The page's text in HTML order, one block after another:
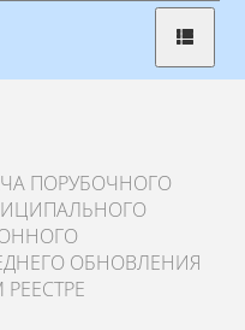
ПОРУБОЧНОГО
ОБНОВЛЕНИЯ